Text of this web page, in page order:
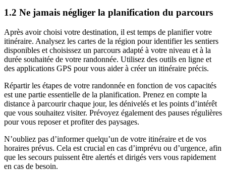
1.2 Ne jamais négliger la planification du parcours
Après avoir choisi votre destination, il est temps de planifier votre
itinéraire. Analysez les cartes de la région pour identifier les sentiers
disponibles et choisissez un parcours adapté à votre niveau et à la
durée souhaitée de votre randonnée. Utilisez des outils en ligne et
des applications GPS pour vous aider à créer un itinéraire précis.
Répartir les étapes de votre randonnée en fonction de vos capacités
est une partie essentielle de la planification. Prenez en compte la
distance à parcourir chaque jour, les dénivelés et les points d’intérêt
que vous souhaitez visiter. Prévoyez également des pauses régulières
pour vous reposer et profiter des paysages.
N’oubliez pas d’informer quelqu’un de votre itinéraire et de vos
horaires prévus. Cela est crucial en cas d’imprévu ou d’urgence, afin
que les secours puissent être alertés et dirigés vers vous rapidement
en cas de besoin.